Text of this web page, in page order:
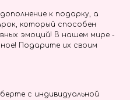
к подарку, а
который способен
эмоций! В нашем мире -
Подарите их своим
с индивидуальной